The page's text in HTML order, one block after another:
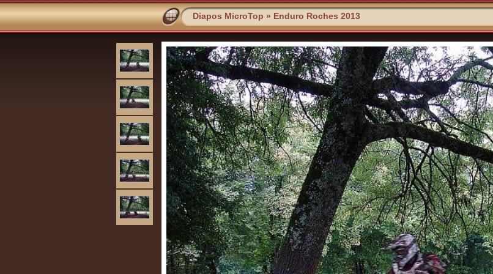
Diapos MicroTop » Enduro Roches 2013